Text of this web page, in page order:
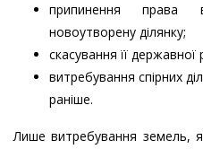
припинення права
новоутворену ділянку;
скасування її державної
витребування спірних
раніше.
Лише витребування земель,